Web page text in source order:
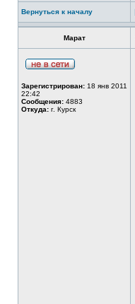
Вернуться к началу
Марат
Зарегистрирован: 18 янв 2011
22:42
Сообщения: 4883
Откуда: г. Курск